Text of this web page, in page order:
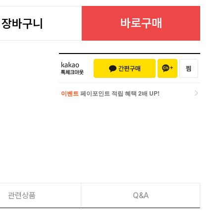
장바구니 바로구매
이벤트 페이포인트 적립 혜택 2배 UP!
관련상품 Q&A